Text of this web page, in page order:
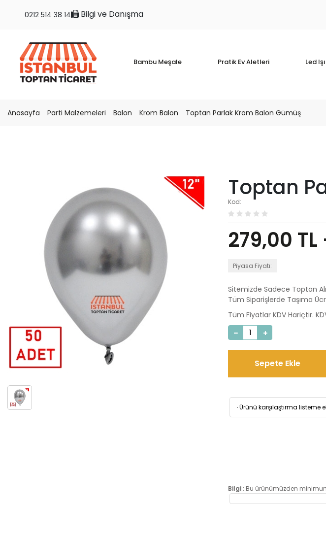
Bilgi ve Danışma
0212 514 38 14
Bambu Meşale Pratik Ev Aletleri Led
Anasayfa Parti Malzemeleri Balon Krom Balon Toptan Parlak Krom Balon Gümüş
Toptan
Kod:
279,00 TL
Piyasa Fiyatı:
Sitemizde Sadece Toptan
Tüm Siparişlerde Taşıma
Tüm Fiyatlar KDV Hariçtir.
Sepete Ekle
·Ürünü karşılaştırma listeme
Bilgi : Bu ürünümüzden